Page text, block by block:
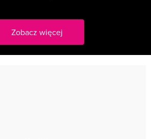
Zobacz więcej